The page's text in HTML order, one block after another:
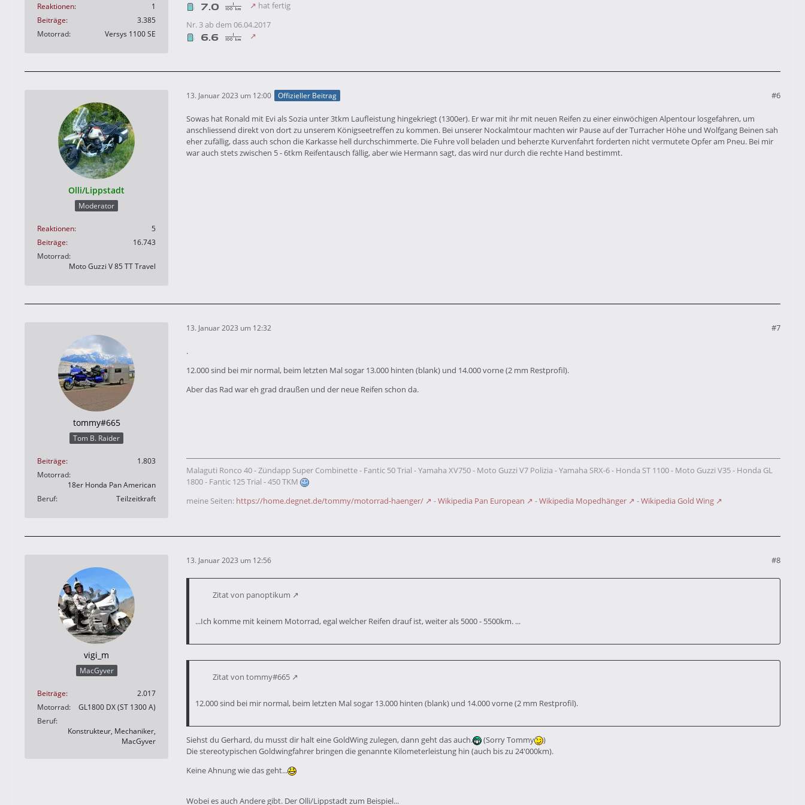
Reaktionen
1
Beiträge
3.385
Motorrad
Versys 1100 SE
hat fertig
Nr. 3 ab dem 06.04.2017
Olli/Lippstadt
Moderator
Reaktionen
5
Beiträge
16.743
Motorrad
Moto Guzzi V 85 TT Travel
13. Januar 2023 um 12:00 Offizieller Beitrag #6
Sowas hat Ronald mit Evi als Sozia unter 3tkm Laufleistung hingekriegt (1300er). Er war mit ihr mit neuen Reifen zu einer einwöchigen Alpentour losgefahren, um
anschliessend direkt von dort zu unserem Königseetreffen zu kommen. Bei unserer Nockalmtour machten wir Pause auf der Turracher Höhe und Wolfgang Beinen sah
eher zufällig, dass auch schon die Karkasse hell durchschimmerte. Die Fuhre voll beladen und beherzte Kurvenfahrt forderten nicht vermutete Opfer am Pneu. Bei mir
war auch stets zwischen 5 - 6tkm Reifentausch fällig, aber wie Hermann sagt, das wird nur durch die rechte Hand bestimmt.
tommy#665
Tom B. Raider
Beiträge
1.803
Motorrad
18er Honda Pan American
Beruf
Teilzeitkraft
13. Januar 2023 um 12:32 #7
.
12.000 sind bei mir normal, beim letzten Mal sogar 13.000 hinten (blank) und 14.000 vorne (2 mm Restprofil).
Aber das Rad war eh grad draußen und der neue Reifen schon da.
Malaguti Ronco 40 - Zündapp Super Combinette - Fantic 50 Trial - Yamaha XV750 - Moto Guzzi V7 Polizia - Yamaha SRX-6 - Honda ST 1100 - Moto Guzzi V35 - Honda GL
1800 - Fantic 125 Trial - 450 TKM
meine Seiten: https://home.degnet.de/tommy/motorrad-haenger/ -Wikipedia Pan European -Wikipedia Mopedhänger -Wikipedia Gold Wing
vigi_m
MacGyver
Beiträge
2.017
Motorrad
GL1800 DX (ST 1300 A)
Beruf
Konstrukteur, Mechaniker,
MacGyver
13. Januar 2023 um 12:56 #8
Zitat von panoptikum
...Ich komme mit keinem Motorrad, egal welcher Reifen drauf ist, weiter als 5000 - 5500km. ...
Zitat von tommy#665
12.000 sind bei mir normal, beim letzten Mal sogar 13.000 hinten (blank) und 14.000 vorne (2 mm Restprofil).
Siehst du Gerhard, du musst dir halt eine GoldWing zulegen, dann geht das auch. (Sorry Tommy
)
Die stereotypischen Goldwingfahrer bringen die genannte Kilometerleistung hin (auch bis zu 24'000km).
Keine Ahnung wie das geht...
Wobei es auch Andere gibt. Der Olli/Lippstadt zum Beispiel...